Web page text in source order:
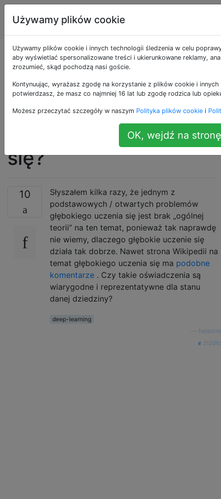
Sztuczna
inteligencja
Czy faktycznie
brakuje podstawowej
teorii dotyczącej
głębokiego uczenia
się?
10
Słyszałem kilka razy, że jednym z
podstawowych / otwartych problemów
głębokiego uczenia się jest brak „ogólnej
teorii” na ten temat, ponieważ tak naprawdę
nie wiemy, dlaczego głębokie uczenie się
działa tak dobrze. Nawet strona Wikipedii na
temat głębokiego uczenia się ma podobne
komentarze . Czy takie oświadczenia są
wiarygodne i reprezentatywne dla stanu
danej dziedziny?
deep-learning
heleone
źródło
Używamy plików cookie
Używamy plików cookie i innych technologii śledzenia w celu
aby wyświetlać spersonalizowane treści i ukierunkowane reklamy,
zrozumieć, skąd pochodzą nasi goście.
Kontynuując, wyrażasz zgodę na korzystanie z plików cookie i
potwierdzasz, że masz co najmniej 16 lat lub zgodę rodzica lub
Możesz przeczytać szczegóły w naszym Polityka plików cookie i
OK, wejdź na